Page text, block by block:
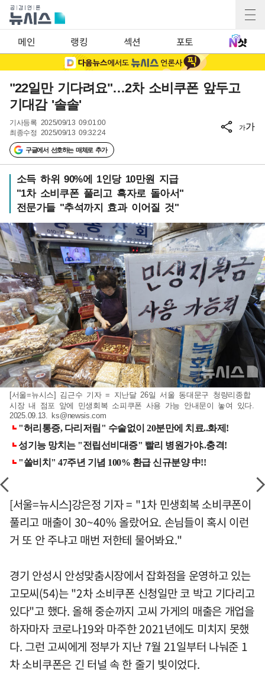
메인 랭킹 섹션 포토
"22일만 기다려요"…2차 소비쿠폰 앞두고
기대감 '솔솔'
기사등록 2025/09/13 09:01:00
최종수정 2025/09/13 09:32:24
구글에서 선호하는 매체로 추가
가가
소득 하위 90%에 1인당 10만원 지급
"1차 소비쿠폰 풀리고 흑자로 돌아서"
전문가들 "추석까지 효과 이어질 것"
[서울=뉴시스] 김근수 기자 = 지난달 26일 서울 동대문구 청량리종합
시장 내 점포 앞에 민생회복 소피쿠폰 사용 가능 안내문이 놓여 있다.
2025.09.13. ks@newsis.com
[서울=뉴시스]강은정 기자 = "1차 민생회복 소비쿠폰이
풀리고 매출이 30~40% 올랐어요. 손님들이 혹시 이런
거 또 안 주냐고 매번 저한테 물어봐요."
경기 안성시 안성맞춤시장에서 잡화점을 운영하고 있는
고모씨(54)는 "2차 소비쿠폰 신청일만 코 박고 기다리고
있다"고 했다. 올해 중순까지 고씨 가게의 매출은 개업을
하자마자 코로나19와 마주한 2021년에도 미치지 못했
다. 그런 고씨에게 정부가 지난 7월 21일부터 나눠준 1
차 소비쿠폰은 긴 터널 속 한 줄기 빛이었다.